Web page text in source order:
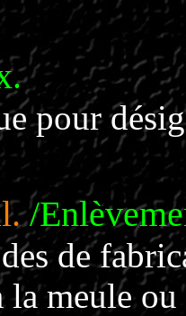
pour
/
de
la meule